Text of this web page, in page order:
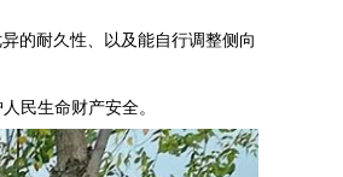
的耐久性、以及能自行调整侧向
民生命财产安全。